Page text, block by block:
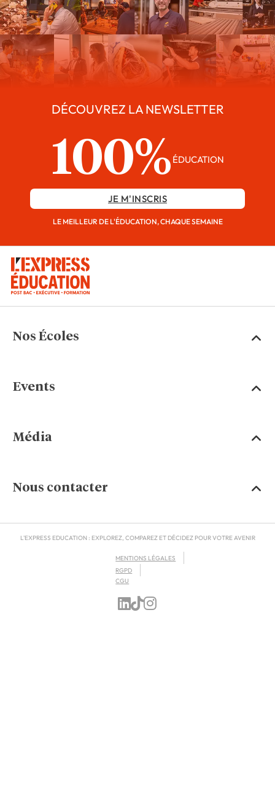
DÉCOUVREZ LA NEWSLETTER
100% ÉDUCATION
JE M'INSCRIS
LE MEILLEUR DE L'ÉDUCATION, CHAQUE SEMAINE
Nos Écoles
Events
Média
Nous contacter
L'EXPRESS EDUCATION : EXPLOREZ, COMPAREZ ET DÉCIDEZ POUR VOTRE AVENIR
MENTIONS LÉGALES
RGPD
CGU